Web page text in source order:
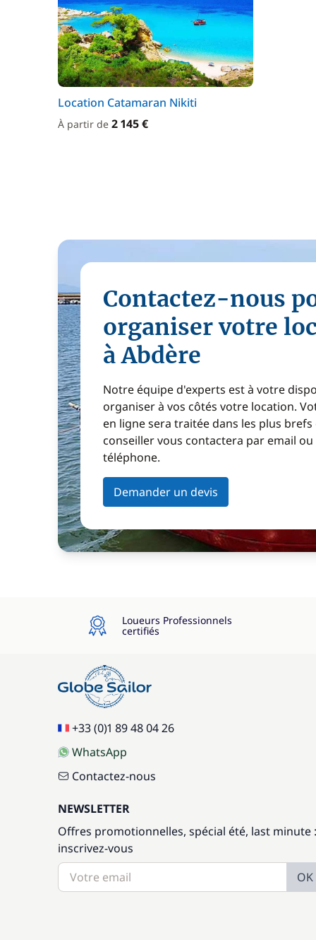
Location Catamaran Nikiti
À partir de 2 145 €
Contactez-nous
organiser votre
à Abdère
Notre équipe d'experts est à votre
organiser à vos côtés votre location.
en ligne sera traitée dans les plus brefs
conseiller vous contactera par email
téléphone.
Demander un devis
Loueurs Professionnels
certifiés
+33 (0)1 89 48 04 26
WhatsApp
Contactez-nous
NEWSLETTER
Offres promotionnelles, spécial été, last minute :
inscrivez-vous
OK